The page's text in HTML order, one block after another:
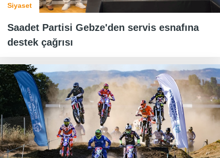
Siyaset
Saadet Partisi Gebze'den servis esnafına
destek çağrısı